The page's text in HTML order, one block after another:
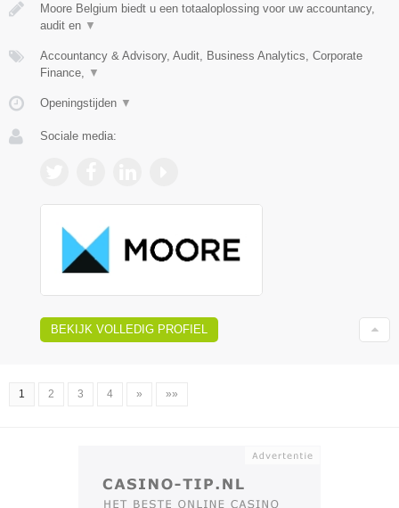
Moore Belgium biedt u een totaaloplossing voor uw accountancy,
audit en ▼
Accountancy & Advisory, Audit, Business Analytics, Corporate
Finance,
▼
Openingstijden ▼
Sociale media:
BEKIJK VOLLEDIG PROFIEL
1 2 3 4 » »»